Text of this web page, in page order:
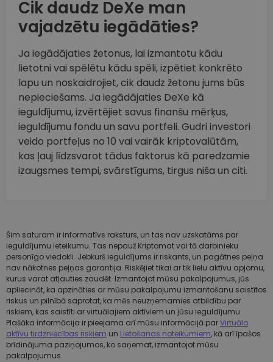
Cik daudz DeXe man
vajadzētu iegādāties?
Ja iegādājaties žetonus, lai izmantotu kādu
lietotni vai spēlētu kādu spēli, izpētiet konkrēto
lapu un noskaidrojiet, cik daudz žetonu jums būs
nepieciešams. Ja iegādājaties DeXe kā
ieguldījumu, izvērtējiet savus finanšu mērķus,
ieguldījumu fondu un savu portfeli. Gudri investori
veido portfeļus no 10 vai vairāk kriptovalūtām,
kas ļauj līdzsvarot tādus faktorus kā paredzamie
izaugsmes tempi, svārstīgums, tirgus niša un citi.
Šim saturam ir informatīvs raksturs, un tas nav uzskatāms par
ieguldījumu ieteikumu. Tas nepauž Kriptomat vai tā darbinieku
personīgo viedokli. Jebkurš ieguldījums ir riskants, un pagātnes peļņa
nav nākotnes peļņas garantija. Riskējiet tikai ar tik lielu aktīvu apjomu,
kurus varat atļauties zaudēt. Izmantojot mūsu pakalpojumus, jūs
apliecināt, ka apzināties ar mūsu pakalpojumu izmantošanu saistītos
riskus un pilnībā saprotat, ka mēs neuzņemamies atbildību par
riskiem, kas saistīti ar virtuālajiem aktīviem un jūsu ieguldījumu.
Plašāka informācija ir pieejama arī mūsu informācijā parVirtuālo
aktīvu tirdzniecības riskiem un Lietošanas noteikumiem, kā arī īpašos
brīdinājuma paziņojumos, ko saņemat, izmantojot mūsu
pakalpojumus.